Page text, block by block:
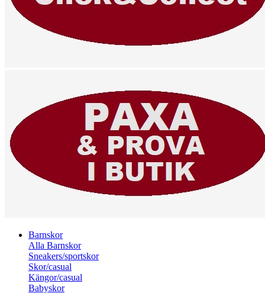
Barnskor
Alla Barnskor
Sneakers/sportskor
Skor/casual
Kängor/casual
Babyskor